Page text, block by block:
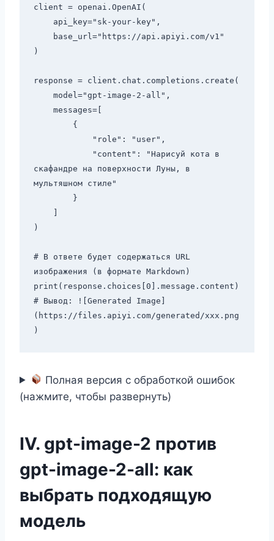
client = openai.OpenAI(
)
response = client.chat.completions.create(
скафандре на поверхности Луны, в
мультяшном стиле"
)
# В ответе будет содержаться URL
изображения (в формате Markdown)
print(response.choices[0].message.content)
# Вывод: ![Generated Image]
(https://files.apiyi.com/generated/xxx.png
Полная версия с обработкой ошибок
(нажмите, чтобы развернуть)
IV. gpt-image-2 против
gpt-image-2-all: как
выбрать подходящую
модель